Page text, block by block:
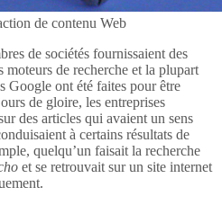
de contenu Web
de sociétés fournissaient des
moteurs de recherche et la plupart
Google ont été faites pour être
de gloire, les entreprises
des articles qui avaient un sens
à certains résultats de
quelqu’un faisait la recherche
et se retrouvait sur un site internet